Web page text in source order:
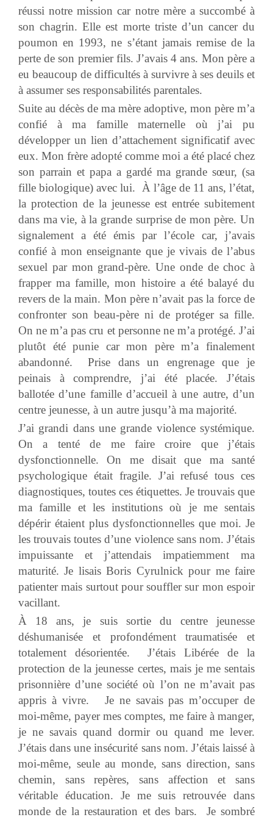
réussi notre mission car notre mère a succombé à
son chagrin. Elle est morte triste d’un cancer du
poumon en 1993, ne s’étant jamais remise de la
perte de son premier fils. J’avais 4 ans. Mon père a
eu beaucoup de difficultés à survivre à ses deuils et
à assumer ses responsabilités parentales.
Suite au décès de ma mère adoptive, mon père m’a
confié à ma famille maternelle où j’ai pu
développer un lien d’attachement significatif avec
eux. Mon frère adopté comme moi a été placé chez
son parrain et papa a gardé ma grande sœur, (sa
fille biologique) avec lui. À l’âge de 11 ans, l’état,
la protection de la jeunesse est entrée subitement
dans ma vie, à la grande surprise de mon père. Un
signalement a été émis par l’école car, j’avais
confié à mon enseignante que je vivais de l’abus
sexuel par mon grand-père. Une onde de choc à
frapper ma famille, mon histoire a été balayé du
revers de la main. Mon père n’avait pas la force de
confronter son beau-père ni de protéger sa fille.
On ne m’a pas cru et personne ne m’a protégé. J’ai
plutôt été punie car mon père m’a finalement
abandonné. Prise dans un engrenage que je
peinais à comprendre, j’ai été placée. J’étais
ballotée d’une famille d’accueil à une autre, d’un
centre jeunesse, à un autre jusqu’à ma majorité.
J’ai grandi dans une grande violence systémique.
On a tenté de me faire croire que j’étais
dysfonctionnelle. On me disait que ma santé
psychologique était fragile. J’ai refusé tous ces
diagnostiques, toutes ces étiquettes. Je trouvais que
ma famille et les institutions où je me sentais
dépérir étaient plus dysfonctionnelles que moi. Je
les trouvais toutes d’une violence sans nom. J’étais
impuissante et j’attendais impatiemment ma
maturité. Je lisais Boris Cyrulnick pour me faire
patienter mais surtout pour souffler sur mon espoir
vacillant.
À 18 ans, je suis sortie du centre jeunesse
déshumanisée et profondément traumatisée et
totalement désorientée. J’étais Libérée de la
protection de la jeunesse certes, mais je me sentais
prisonnière d’une société où l’on ne m’avait pas
appris à vivre. Je ne savais pas m’occuper de
moi-même, payer mes comptes, me faire à manger,
je ne savais quand dormir ou quand me lever.
J’étais dans une insécurité sans nom. J’étais laissé à
moi-même, seule au monde, sans direction, sans
chemin, sans repères, sans affection et sans
véritable éducation. Je me suis retrouvée dans
monde de la restauration et des bars. Je sombré